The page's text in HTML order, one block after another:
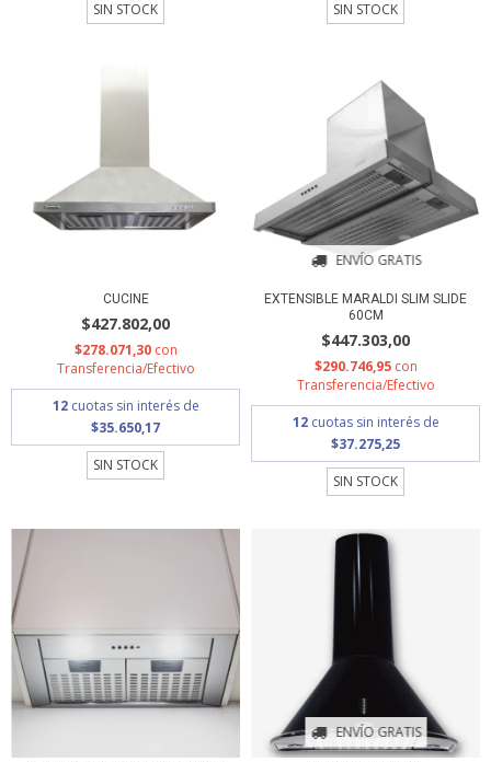
SIN STOCK
SIN STOCK
CUCINE
$427.802,00
$278.071,30 con
Transferencia/Efectivo
12 cuotas sin interés de
$35.650,17
SIN STOCK
ENVÍO GRATIS
EXTENSIBLE MARALDI SLIM SLIDE
60CM
$447.303,00
$290.746,95 con
Transferencia/Efectivo
12 cuotas sin interés de
$37.275,25
SIN STOCK
ENVÍO GRATIS